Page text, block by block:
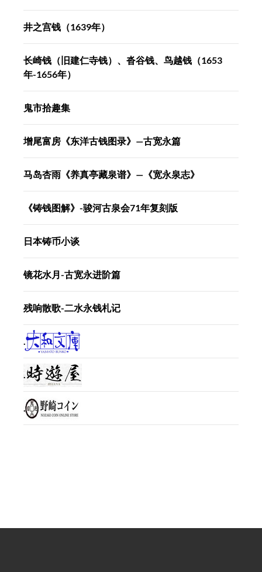
井之宫钱（1639年）
长崎钱（旧建仁寺钱）、沓谷钱、鸟越钱（1653
年-1656年）
鬼市拾趣集
增尾富房《东洋古钱图录》—古宽永篇
马岛杏雨《养真亭藏泉谱》—《宽永泉志》
《铸钱图解》-骏河古泉会71年复刻版
日本铸币小谈
镜花水月-古宽永进阶篇
残响散歌-二水永钱札记
.
.
.